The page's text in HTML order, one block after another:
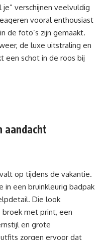
verschijnen veelvuldig
vooral enthousiast
de foto’s zijn gemaakt.
de luxe uitstraling en
een schot in de roos bij
op tijdens de vakantie.
in een bruinkleurig badpak
Die look
met print, een
en grote
zorgen ervoor dat